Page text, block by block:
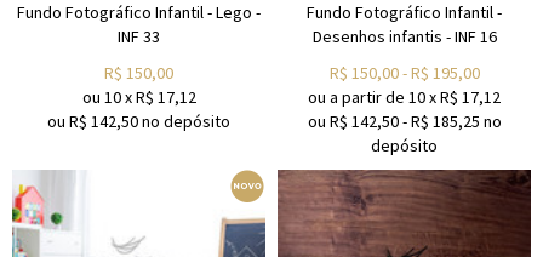
Fundo Fotográfico Infantil - Lego -
INF 33
R$ 150,00
ou 10xR$ 17,12
ou R$ 142,50no depósito
Fundo Fotográfico Infantil -
Desenhos infantis - INF 16
R$ 150,00-R$ 195,00
ou a partir de 10xR$ 17,12
ou R$ 142,50-R$ 185,25 no
depósito